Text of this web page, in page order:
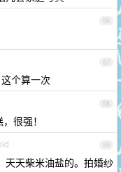
56
57
个算一次
58
很强！
59
天天柴米油盐的。拍婚纱